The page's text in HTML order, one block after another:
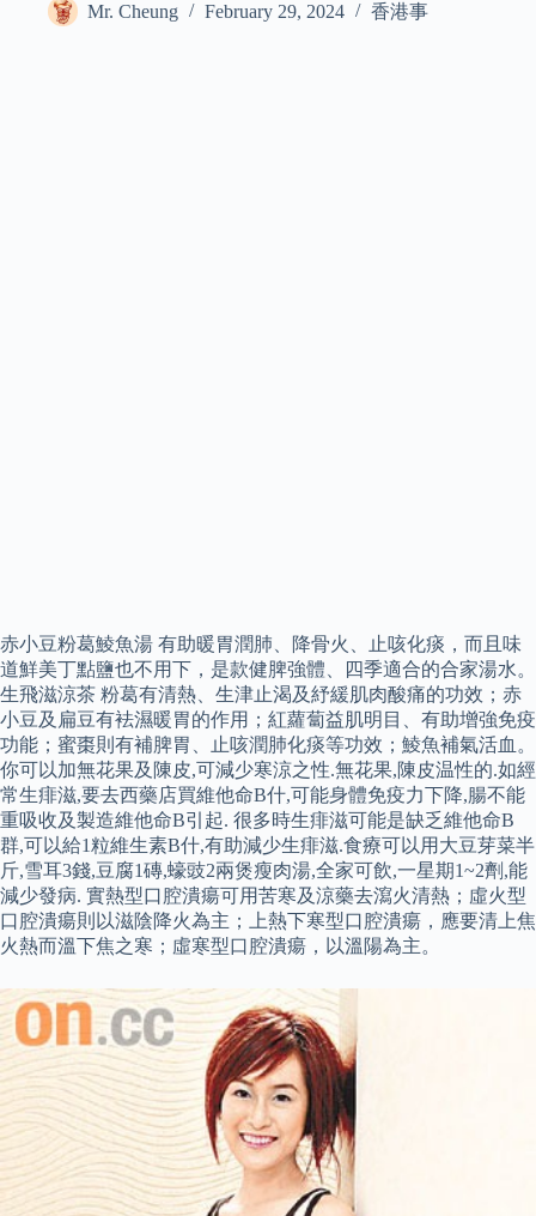
Mr. Cheung February 29, 2024 香港事
赤小豆粉葛鯪魚湯 有助暖胃潤肺、降骨火、止咳化痰，而且味
道鮮美丁點鹽也不用下，是款健脾強體、四季適合的合家湯水。
生飛滋涼茶 粉葛有清熱、生津止渴及紓緩肌肉酸痛的功效；赤
小豆及扁豆有袪濕暖胃的作用；紅蘿蔔益肌明目、有助增強免疫
功能；蜜棗則有補脾胃、止咳潤肺化痰等功效；鯪魚補氣活血。
你可以加無花果及陳皮,可減少寒涼之性.無花果,陳皮温性的.如經
常生痱滋,要去西藥店買維他命B什,可能身體免疫力下降,腸不能
重吸收及製造維他命B引起. 很多時生痱滋可能是缺乏維他命B
群,可以給1粒維生素B什,有助減少生痱滋.食療可以用大豆芽菜半
斤,雪耳3錢,豆腐1磚,蠔豉2兩煲瘦肉湯,全家可飲,一星期1~2劑,能
減少發病. 實熱型口腔潰瘍可用苦寒及涼藥去瀉火清熱；虛火型
口腔潰瘍則以滋陰降火為主；上熱下寒型口腔潰瘍，應要清上焦
火熱而溫下焦之寒；虛寒型口腔潰瘍，以溫陽為主。